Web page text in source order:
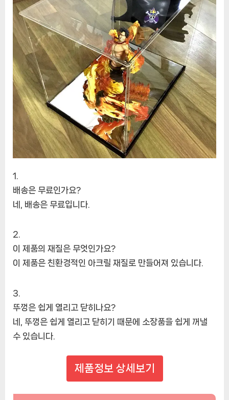
배송은 무료인가요?
네, 배송은 무료입니다.
이 제품의 재질은 무엇인가요?
이 제품은 친환경적인 아크릴 재질로 만들어져 있습니다.
뚜껑은 쉽게 열리고 닫히나요?
네, 뚜껑은 쉽게 열리고 닫히기 때문에 소장품을 쉽게 꺼낼
수 있습니다.
제품정보 상세보기